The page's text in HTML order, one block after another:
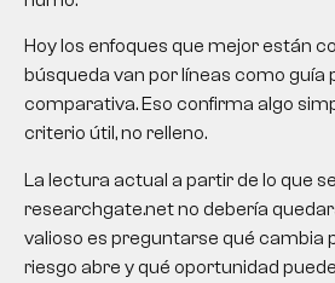
Hoy los enfoques que mejor están
búsqueda van por líneas como guía
comparativa. Eso confirma algo
criterio útil, no relleno.
La lectura actual a partir de lo que
researchgate.net no debería
valioso es preguntarse qué cambia
riesgo abre y qué oportunidad